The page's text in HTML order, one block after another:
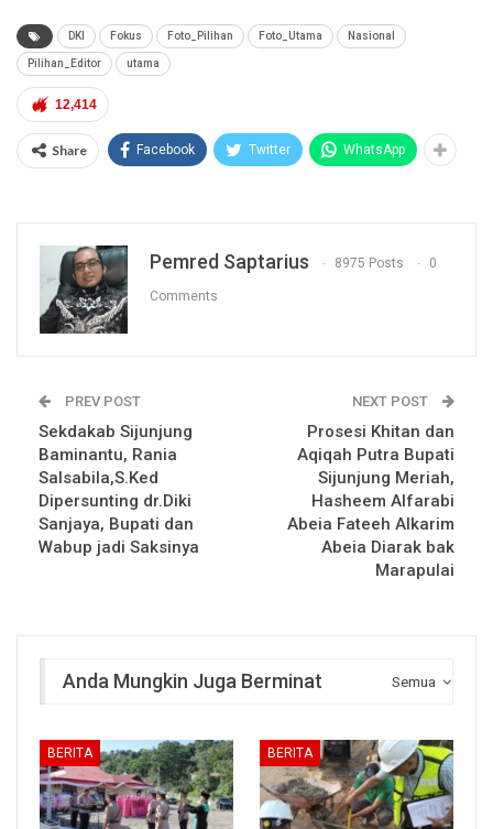
DKI Fokus Foto_Pilihan Foto_Utama Nasional
Pilihan_Editor utama
12,414
Share Facebook Twitter WhatsApp
Pemred Saptarius 8975 Posts 0
Comments
PREV POST
Sekdakab Sijunjung
Baminantu, Rania
Salsabila,S.Ked
Dipersunting dr.Diki
Sanjaya, Bupati dan
Wabup jadi Saksinya
NEXT POST
Prosesi Khitan dan
Aqiqah Putra Bupati
Sijunjung Meriah,
Hasheem Alfarabi
Abeia Fateeh Alkarim
Abeia Diarak bak
Marapulai
Semua
Anda Mungkin Juga Berminat
BERITA BERITA